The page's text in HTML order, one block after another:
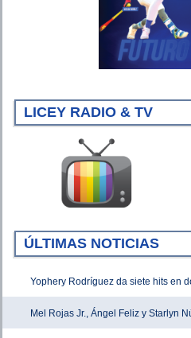
LICEY RADIO & TV
ÚLTIMAS NOTICIAS
Yophery Rodríguez da siete hits en
Mel Rojas Jr., Ángel Feliz y Starlyn